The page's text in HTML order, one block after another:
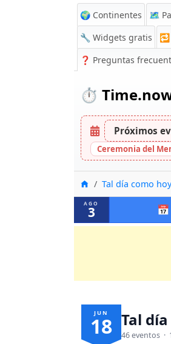
🌍 Continentes 🗺️
🔧 Widgets gratis
🔁
❓ Preguntas
⏱️
Próximos
Ceremonia del
InicioTal día como hoy
AGO
3 📅
JUN
18 Tal
46 eventos ·